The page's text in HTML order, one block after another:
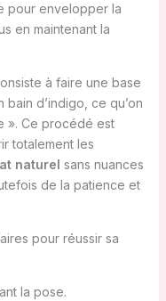
pour envelopper la
en maintenant la
à faire une base
d’indigo, ce qu’on
». Ce procédé est
totalement les
naturel sans nuances
de la patience et
pour réussir sa
la pose.